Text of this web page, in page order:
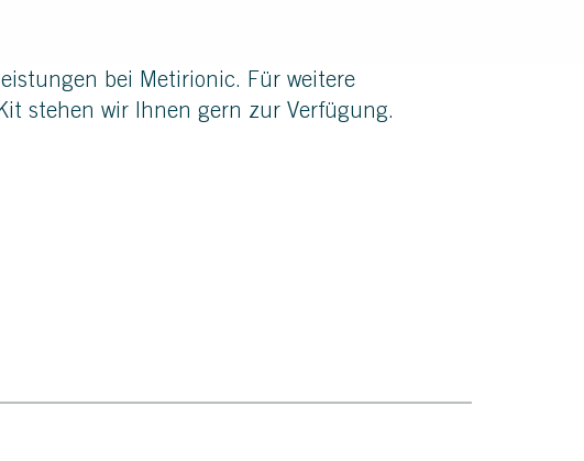
bei Metirionic. Für weitere
stehen wir Ihnen gern zur Verfügung.